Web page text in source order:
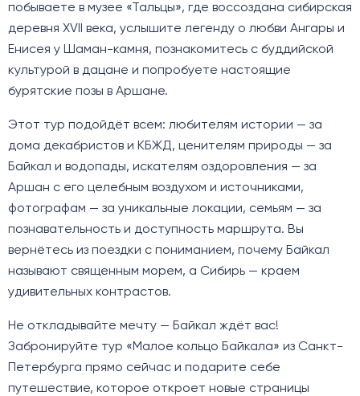
побываете в музее «Тальцы», где воссоздана сибирская
деревня XVII века, услышите легенду о любви Ангары и
Енисея у Шаман-камня, познакомитесь с буддийской
культурой в дацане и попробуете настоящие
бурятские позы в Аршане.
Этот тур подойдёт всем: любителям истории — за
дома декабристов и КБЖД, ценителям природы — за
Байкал и водопады, искателям оздоровления — за
Аршан с его целебным воздухом и источниками,
фотографам — за уникальные локации, семьям — за
познавательность и доступность маршрута. Вы
вернётесь из поездки с пониманием, почему Байкал
называют священным морем, а Сибирь — краем
удивительных контрастов.
Не откладывайте мечту — Байкал ждёт вас!
Забронируйте тур «Малое кольцо Байкала» из Санкт-
Петербурга прямо сейчас и подарите себе
путешествие, которое откроет новые страницы